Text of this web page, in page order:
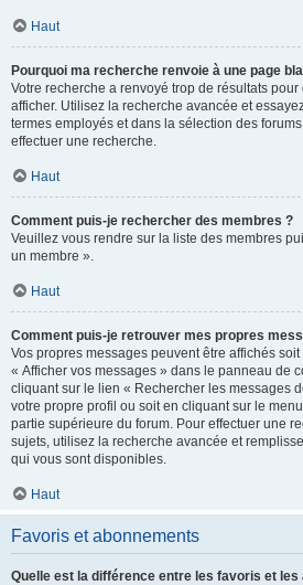
Haut
Pourquoi ma recherche renvoie à une page
Votre recherche a renvoyé trop de résultats
afficher. Utilisez la recherche avancée et
termes employés et dans la sélection des
effectuer une recherche.
Haut
Comment puis-je rechercher des membres ?
Veuillez vous rendre sur la liste des membres
un membre ».
Haut
Comment puis-je retrouver mes propres
Vos propres messages peuvent être affichés
« Afficher vos messages » dans le panneau de
cliquant sur le lien « Rechercher les messages
votre propre profil ou soit en cliquant sur le
partie supérieure du forum. Pour effectuer une
sujets, utilisez la recherche avancée et
qui vous sont disponibles.
Haut
Favoris et abonnements
Quelle est la différence entre les favoris et les